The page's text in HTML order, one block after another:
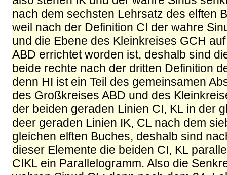
nach dem sechsten Lehrsatz des elften
weil nach der Definition CI der wahre
und die Ebene des Kleinkreises GCH
ABD errichtet worden ist, deshalb sind
beide rechte nach der dritten Definition
denn HI ist ein Teil des gemeinsamen
des Großkreises ABD und des
der beiden geraden Linien CI, KL in der
deer geraden Linien IK, CL nach dem
gleichen elften Buches, deshalb sind
dieser Elemente die beiden CI, KL
CIKL ein Parallelogramm. Also die